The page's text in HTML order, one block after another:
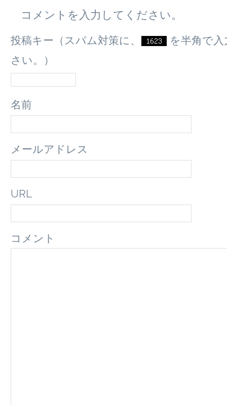
コメントを入力してください。
投稿キー（スパム対策に、
を半角で
さい。）
名前
メールアドレス
URL
コメント